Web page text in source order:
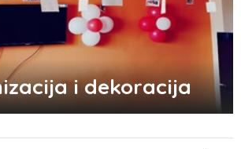
i dekoracija
5 načina kako da pobedite stres